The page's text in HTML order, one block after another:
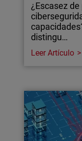
¿Escasez
distingu…
Leer Artículo